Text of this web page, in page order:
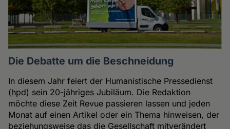
Die Debatte um die Beschneidung
In diesem Jahr feiert der Humanistische Pressedienst
(hpd) sein 20-jähriges Jubiläum. Die Redaktion
möchte diese Zeit Revue passieren lassen und jeden
Monat auf einen Artikel oder ein Thema hinweisen, der
beziehungsweise das die Gesellschaft mitverändert